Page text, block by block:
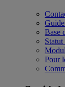
Base
Statut
Pour